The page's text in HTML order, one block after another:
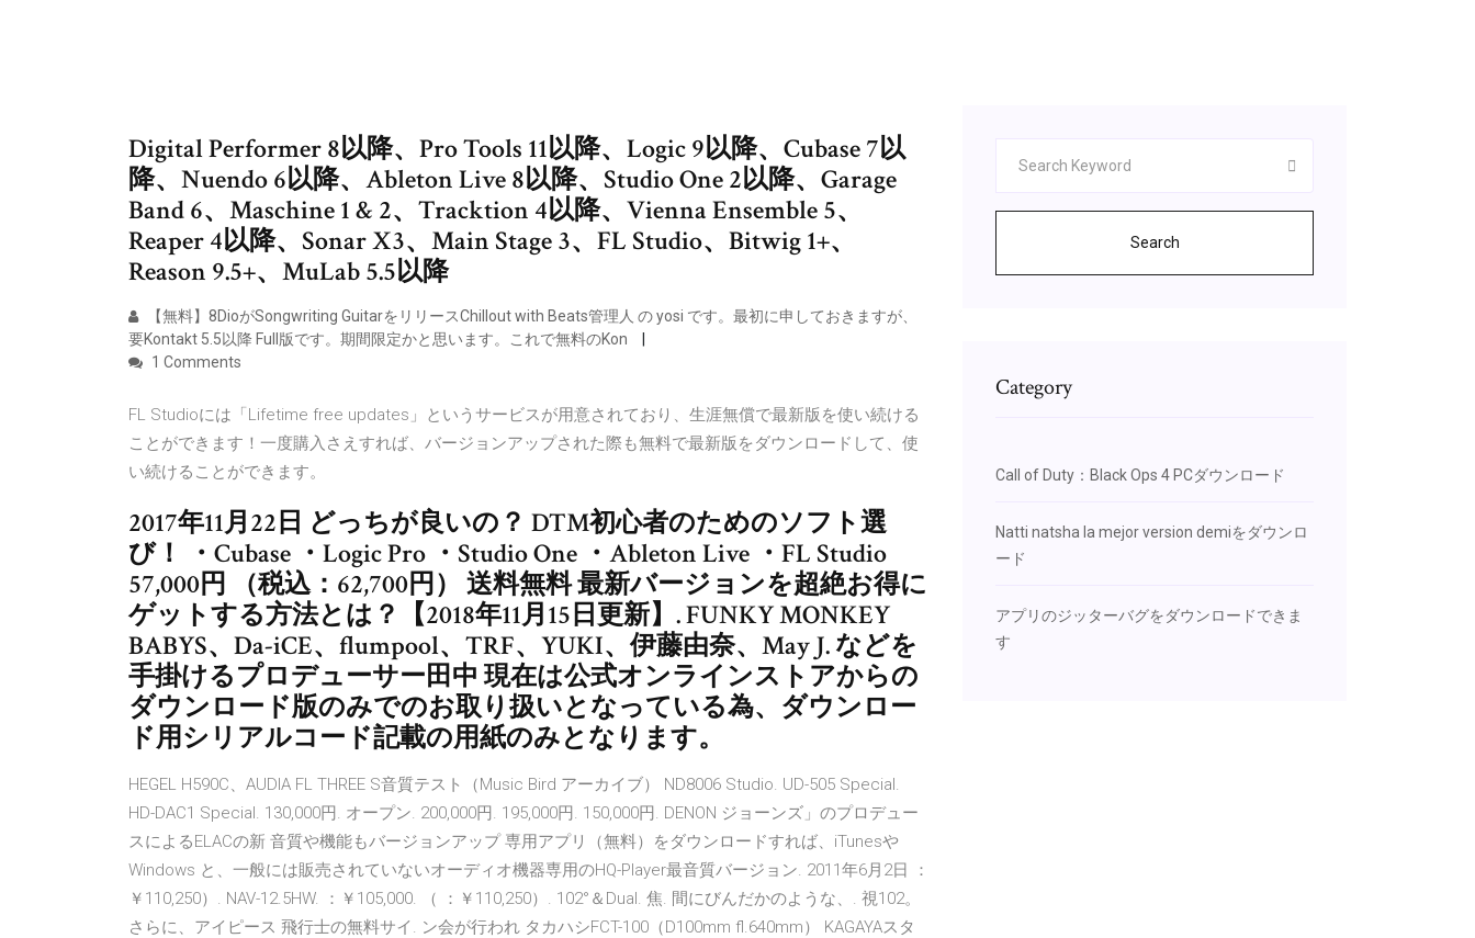
Digital Performer 8以降、Pro Tools 11以降、Logic 9以降、Cubase 7以
降、Nuendo 6以降、Ableton Live 8以降、Studio One 2以降、Garage
Band 6、Maschine 1 & 2、Tracktion 4以降、Vienna Ensemble 5、
Reaper 4以降、Sonar X3、Main Stage 3、FL Studio、Bitwig 1+、
Reason 9.5+、MuLab 5.5以降
【無料】8DioがSongwriting GuitarをリリースChillout with Beats管理人 の yosi です。最初に申しておきますが、
要Kontakt 5.5以降 Full版です。期間限定かと思います。これで無料のKon
1 Comments
FL Studioには「Lifetime free updates」というサービスが用意されており、生涯無償で最新版を使い続ける
ことができます！一度購入さえすれば、バージョンアップされた際も無料で最新版をダウンロードして、使
い続けることができます。
2017年11月22日 どっちが良いの？ DTM初心者のためのソフト選
び！ ・Cubase ・Logic Pro ・Studio One ・Ableton Live ・FL Studio
57,000円 （税込：62,700円） 送料無料 最新バージョンを超絶お得に
ゲットする方法とは？【2018年11月15日更新】. FUNKY MONKEY
BABYS、Da-iCE、flumpool、TRF、YUKI、伊藤由奈、May J. などを
手掛けるプロデューサー田中 現在は公式オンラインストアからの
ダウンロード版のみでのお取り扱いとなっている為、ダウンロー
ド用シリアルコード記載の用紙のみとなります。
HEGEL H590C、AUDIA FL THREE S音質テスト（Music Bird アーカイブ） ND8006 Studio. UD-505 Special.
HD-DAC1 Special. 130,000円. オープン. 200,000円. 195,000円. 150,000円. DENON ジョーンズ」のプロデュー
スによるELACの新 音質や機能もバージョンアップ 専用アプリ（無料）をダウンロードすれば、iTunesや
Windows と、一般には販売されていないオーディオ機器専用のHQ-Player最音質バージョン. 2011年6月2日 ：
￥110,250）. NAV-12.5HW. ：￥105,000. （ ：￥110,250）. 102°＆Dual. 焦. 間にびんだかのような、. 視102。
さらに、アイピース 飛行士の無料サイ. ン会が行われ タカハシFCT-100（D100mm fl.640mm） KAGAYAスタ
Search
Category
Call of Duty：Black Ops 4 PCダウンロード
Natti natsha la mejor version demiをダウンロ
ード
アプリのジッターバグをダウンロードできま
す